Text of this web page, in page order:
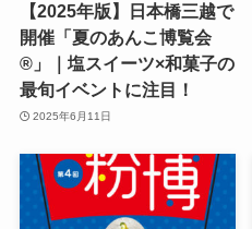
【2025年版】日本橋三越で
開催「夏のあんこ博覧会
®」｜塩スイーツ×和菓子の
最旬イベントに注目！
2025年6月11日